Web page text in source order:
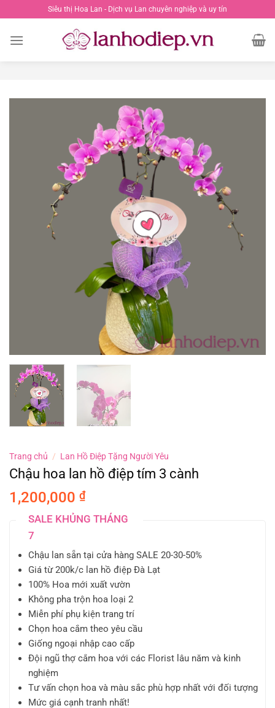
đến
nội
Siêu thị Hoa Lan - Dịch vụ Lan chuyên nghiệp và uy tín
Trang chủ / Lan Hồ Điệp Tặng Người Yêu
Chậu hoa lan hồ điệp tím 3 cành
1,200,000 ₫
SALE KHỦNG THÁNG
7
Chậu lan sẵn tại cửa hàng SALE 20-30-50%
Giá từ 200k/c lan hồ điệp Đà Lạt
100% Hoa mới xuất vườn
Không pha trộn hoa loại 2
Miễn phí phụ kiện trang trí
Chọn hoa cắm theo yêu cầu
Giống ngoại nhập cao cấp
Đội ngũ thợ cắm hoa với các Florist lâu năm và kinh
nghiệm
Tư vấn chọn hoa và màu sắc phù hợp nhất với đối tượng
Mức giá cạnh tranh nhất!